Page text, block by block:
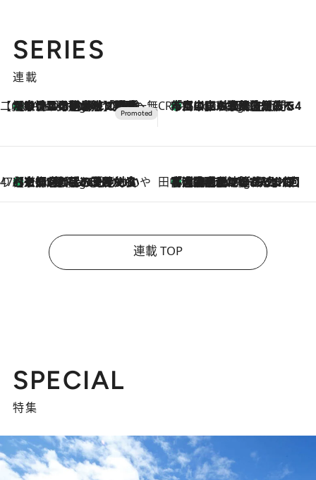
SERIES
連載
【CREA×星野リゾート】唯一無二。癒しと発見が待つ場所へ
4 Hours Ago
【トンボの足水浴】ヒノキの香りに包まれて涼感マックス！約13℃の湧水かけ流しを避暑地「星野温泉 トンボの湯」で体験 CREA'S CHOICE
6 Hours Ago
「立川にも歌舞伎があるんだよ」 片岡仁左衛門・市川中車ら豪華座組みで4年目の立川立飛歌舞伎へ
47都道府県の手みやげ ひんやりスイーツで夏を満喫
6 Hours Ago
【京都府】この夏絶対食べたい 冷やしておいしいおやつ3選 ひと口目から心を掴む新緑のテリーヌ 田中稲の勝手に再ブーム
11 Hours Ago
「湘南乃風に憧れて」観客大盛上がりの“タオル回し”に、ラッパー顔負けの高速歌唱まで…さだまさし（74）のアグレッシブすぎる現在地
連載 TOP
SPECIAL
特集